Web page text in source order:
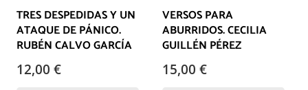
TRES DESPEDIDAS Y UN
ATAQUE DE PÁNICO.
RUBÉN CALVO GARCÍA
12,00 €
VERSOS PARA
ABURRIDOS. CECILIA
GUILLÉN PÉREZ
15,00 €